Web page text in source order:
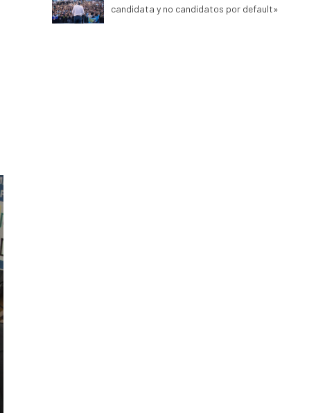
candidata y no candidatos por default»